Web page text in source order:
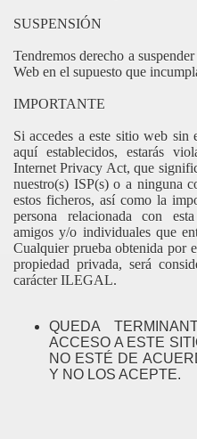
SUSPENSIÓN
Tendremos derecho a
Web en el supuesto que
IMPORTANTE
Si accedes a este sitio web sin
aquí establecidos, estarás
Internet Privacy Act, que
nuestro(s) ISP(s) o a ninguna
estos ficheros, así como la
persona relacionada con
amigos y/o individuales que
Cualquier prueba obtenida por
propiedad privada, será
carácter ILEGAL.
QUEDA
ACCESO A ESTE
NO ESTÉ DE
Y NO LOS ACEPTE.